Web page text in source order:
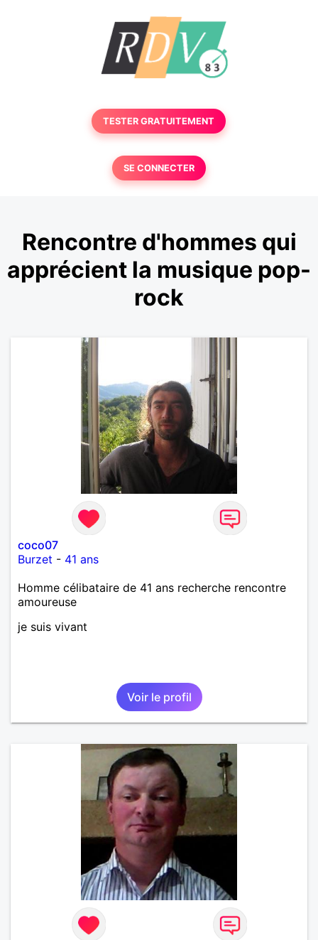
TESTER GRATUITEMENT
SE CONNECTER
Rencontre d'hommes qui
apprécient la musique pop-
rock
coco07
Burzet - 41 ans
Homme célibataire de 41 ans recherche rencontre
amoureuse
je suis vivant
Voir le profil